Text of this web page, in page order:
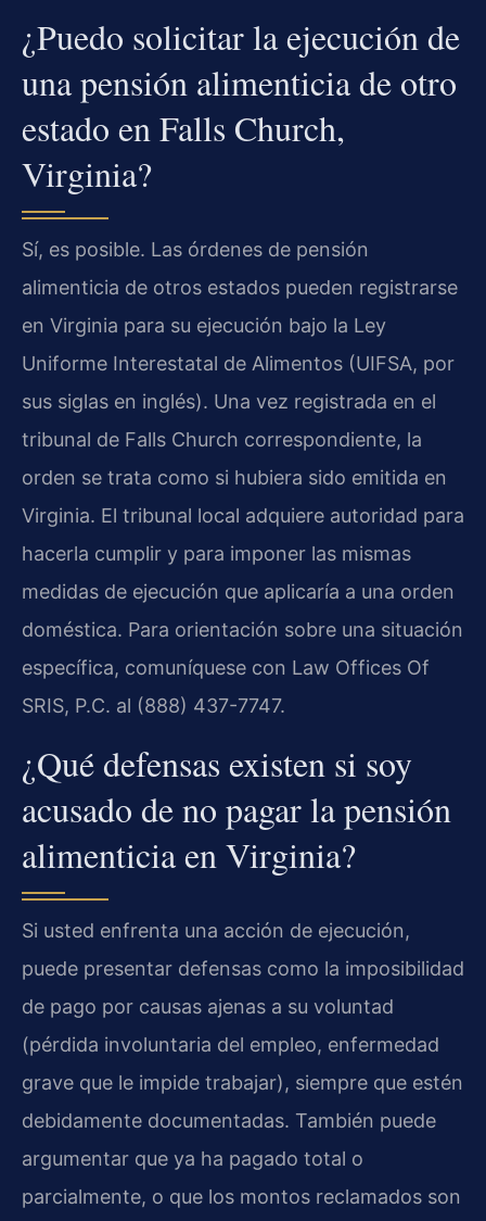
¿Puedo solicitar la ejecución de
una pensión alimenticia de otro
estado en Falls Church,
Virginia?
Sí, es posible. Las órdenes de pensión
alimenticia de otros estados pueden registrarse
en Virginia para su ejecución bajo la Ley
Uniforme Interestatal de Alimentos (UIFSA, por
sus siglas en inglés). Una vez registrada en el
tribunal de Falls Church correspondiente, la
orden se trata como si hubiera sido emitida en
Virginia. El tribunal local adquiere autoridad para
hacerla cumplir y para imponer las mismas
medidas de ejecución que aplicaría a una orden
doméstica. Para orientación sobre una situación
específica, comuníquese con Law Offices Of
SRIS, P.C. al (888) 437-7747.
¿Qué defensas existen si soy
acusado de no pagar la pensión
alimenticia en Virginia?
Si usted enfrenta una acción de ejecución,
puede presentar defensas como la imposibilidad
de pago por causas ajenas a su voluntad
(pérdida involuntaria del empleo, enfermedad
grave que le impide trabajar), siempre que estén
debidamente documentadas. También puede
argumentar que ya ha pagado total o
parcialmente, o que los montos reclamados son